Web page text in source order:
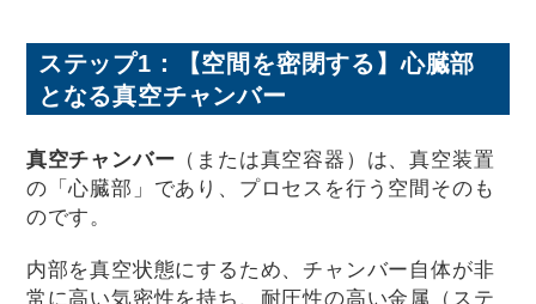
ステップ1：【空間を密閉する】心臓部
となる真空チャンバー
真空チャンバー （または真空容器）は、真空装置
の「心臓部」であり、プロセスを行う空間そのも
のです。
内部を真空状態にするため、チャンバー自体が非
常に高い気密性を持ち、耐圧性の高い金属（ステ